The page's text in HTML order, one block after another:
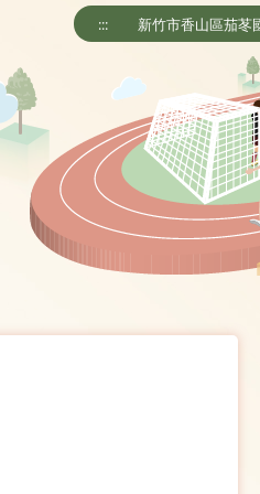
::: 新竹市香山區茄苳